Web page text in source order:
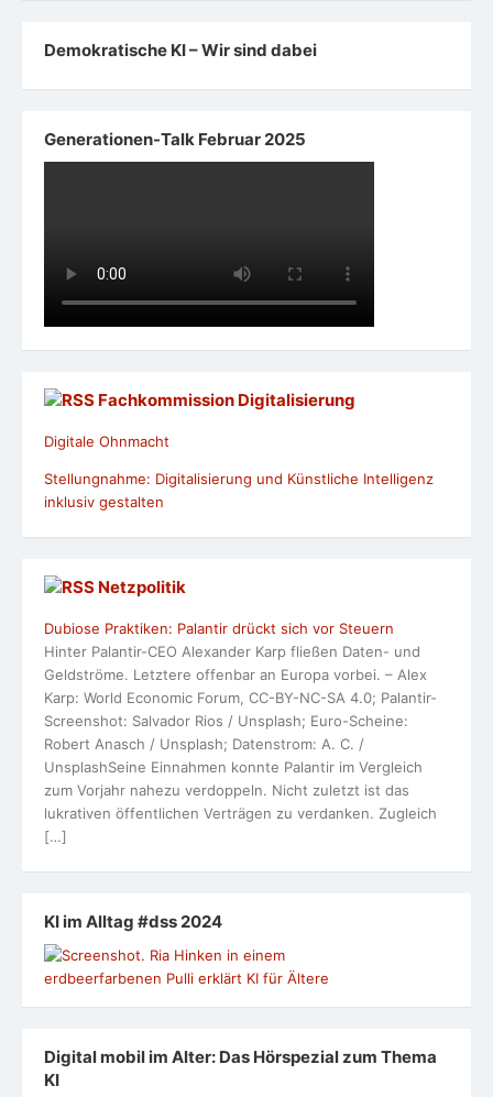
Demokratische KI – Wir sind dabei
Generationen-Talk Februar 2025
Fachkommission Digitalisierung
Digitale Ohnmacht
Stellungnahme: Digitalisierung und Künstliche Intelligenz
inklusiv gestalten
Netzpolitik
Dubiose Praktiken: Palantir drückt sich vor Steuern
Hinter Palantir-CEO Alexander Karp fließen Daten- und
Geldströme. Letztere offenbar an Europa vorbei. – Alex
Karp: World Economic Forum, CC-BY-NC-SA 4.0; Palantir-
Screenshot: Salvador Rios / Unsplash; Euro-Scheine:
Robert Anasch / Unsplash; Datenstrom: A. C. /
UnsplashSeine Einnahmen konnte Palantir im Vergleich
zum Vorjahr nahezu verdoppeln. Nicht zuletzt ist das
lukrativen öffentlichen Verträgen zu verdanken. Zugleich
[…]
KI im Alltag #dss 2024
Digital mobil im Alter: Das Hörspezial zum Thema
KI